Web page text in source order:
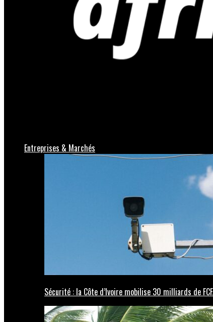
Entreprises & Marchés
Sécurité : la Côte d’Ivoire mobilise 30 milliards de